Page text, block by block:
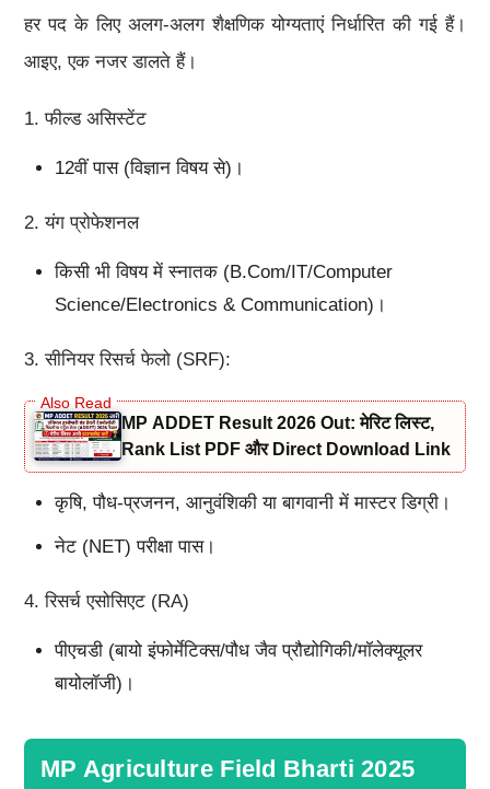
हर पद के लिए अलग-अलग शैक्षणिक योग्यताएं निर्धारित की गई हैं।
आइए, एक नजर डालते हैं।
1. फील्ड असिस्टेंट
12वीं पास (विज्ञान विषय से)।
2. यंग प्रोफेशनल
किसी भी विषय में स्नातक (B.Com/IT/Computer
Science/Electronics & Communication)।
3. सीनियर रिसर्च फेलो (SRF):
MP ADDET Result 2026 Out: मेरिट लिस्ट,
Rank List PDF और Direct Download Link
कृषि, पौध-प्रजनन, आनुवंशिकी या बागवानी में मास्टर डिग्री।
नेट (NET) परीक्षा पास।
4. रिसर्च एसोसिएट (RA)
पीएचडी (बायो इंफोर्मेटिक्स/पौध जैव प्रौद्योगिकी/मॉलेक्यूलर
बायोलॉजी)।
MP Agriculture Field Bharti 2025